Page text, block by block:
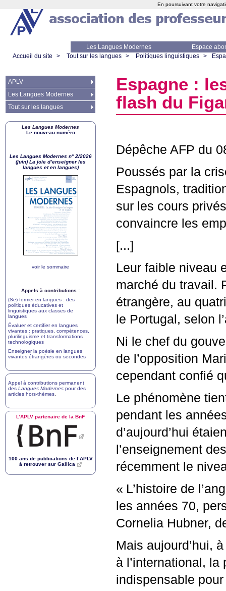
Les Langues Modernes
Espace
Accueil du site
> Tout sur les langues > Politiques linguistiques >
Espagne :
flash du
Dépêche AFP du
Poussés par la
Espagnols,
sur les cours
convaincre les
[...]
Leur faible niveau
marché du travail.
étrangère, au
le Portugal, selon
Ni le chef du
de l’opposition
cependant confié
Le phénomène
pendant les
d’aujourd’hui
l’enseignement
récemment le
« L’histoire de
les années 70,
Cornelia Hubner,
Mais aujourd’hui,
à l’international,
indispensable
APLV
Les Langues Modernes
Tout sur les langues
Les Langues Modernes
Le nouveau numéro
Les Langues Modernes n° 2/2026
(juin) La joie d’enseigner les
langues et en langues)
voir le sommaire
Appels à contributions :
(Se) former en langues : des
politiques éducatives et
linguistiques aux classes de
langues
Évaluer et certifier en langues
vivantes : pratiques, compétences,
plurilinguisme et transformations
technologiques
Enseigner la poésie en langues
vivantes étrangères ou secondes
Appel à contributions permanent
des Langues Modernes pour des
articles hors-thèmes
L’APLV partenaire de la BnF
100 ans de publications de l’APLV
à retrouver sur Gallica
En poursuivant votre